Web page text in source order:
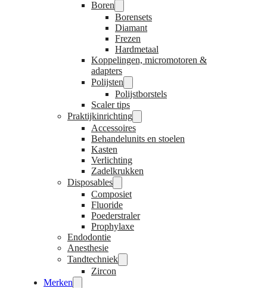
Boren
Borensets
Diamant
Frezen
Hardmetaal
Koppelingen, micromotoren &
adapters
Polijsten
Polijstborstels
Scaler tips
Praktijkinrichting
Accessoires
Behandelunits en stoelen
Kasten
Verlichting
Zadelkrukken
Disposables
Composiet
Fluoride
Poederstraler
Prophylaxe
Endodontie
Anesthesie
Tandtechniek
Zircon
Merken